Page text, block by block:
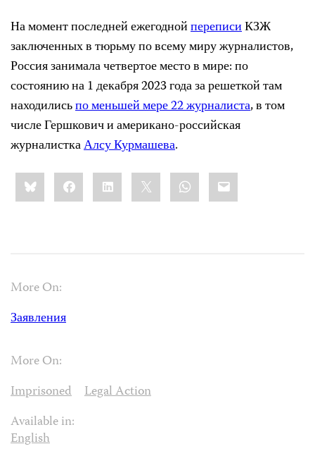
На момент последней ежегоднойпереписиКЗЖ
заключенных в тюрьму по всему миру журналистов,
Россия занимала четвертое место в мире: по
состоянию на 1 декабря 2023 года за решеткой там
находилисьпо меньшей мере 22 журналиста, в том
числе Гершкович и американо-российская
журналисткаАлсу Курмашева.
Share
this:BlueskyFacebookLinkedIn WhatsApp
Email
More On:
Заявления
More On:
Imprisoned
Legal Action
Available in:
English